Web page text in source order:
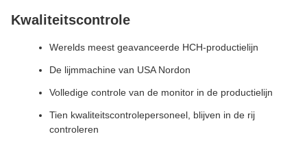
Kwaliteitscontrole
Werelds meest geavanceerde HCH-productielijn
De lijmmachine van USA Nordon
Volledige controle van de monitor in de productielijn
Tien kwaliteitscontrolepersoneel, blijven in de rij
controleren